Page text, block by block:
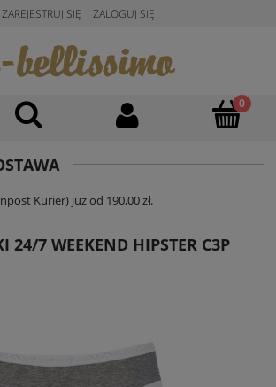
ZAREJESTRUJ SIĘ ZALOGUJ SIĘ
Kurier) już od 190,00 zł.
24/7 WEEKEND HIPSTER C3P